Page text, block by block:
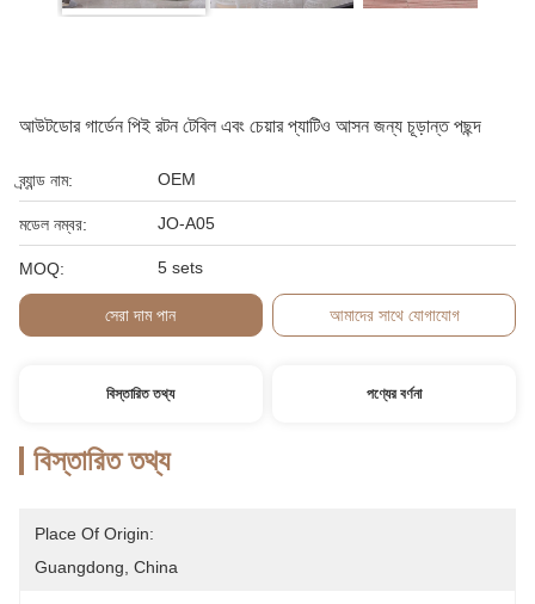
আউটডোর গার্ডেন পিই রটন টেবিল এবং চেয়ার প্যাটিও আসন জন্য চূড়ান্ত পছন্দ
ব্র্যান্ড নাম: OEM
মডেল নম্বর: JO-A05
MOQ: 5 sets
সেরা দাম পান আমাদের সাথে যোগাযোগ
বিস্তারিত তথ্য পণ্যের বর্ণনা
বিস্তারিত তথ্য
Place Of Origin:
Guangdong, China